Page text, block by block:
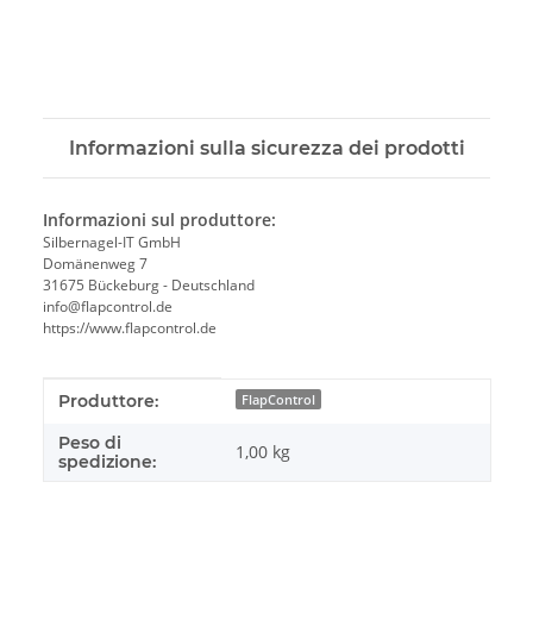
Informazioni sulla sicurezza dei prodotti
Informazioni sul produttore:
Silbernagel-IT GmbH
Domänenweg 7
31675 Bückeburg - Deutschland
info@flapcontrol.de
https://www.flapcontrol.de
#productDetails.itemInformation#
#productDetails.itemValue#
Produttore: FlapControl
Peso di
spedizione:
1,00 kg